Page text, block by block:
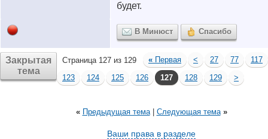
будет.
В Минюст Спасибо
Закрытая
тема
Страница 127 из 129 « Первая < 27 77
117
123
124 125 126 127 128 129 >
« Предыдущая тема| Следующая тема »
Ваши права в разделе